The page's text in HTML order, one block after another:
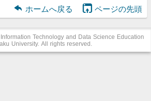
ページの先頭
ホームへ戻る
Technology and Data Science Education
University. All rights reserved.